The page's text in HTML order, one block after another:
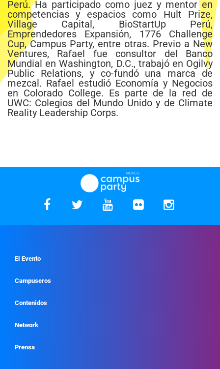
Perú. Ha participado como juez y mentor en
competencias y espacios como Hult Prize,
Village Capital, BioStartUp Perú,
Emprendedores Expansión, 1776 Challenge
Cup, Campus Party, entre otras. Previo a New
Ventures, Rafael fue consultor del Banco
Mundial en Washington, D.C., trabajó en Ogilvy
Public Relations, y co-fundó una marca de
mezcal. Rafael estudió Economía y Negocios
en Colorado College. Es parte de la red de
UWC: Colegios del Mundo Unido y de Climate
Reality Leadership Corps.
El Evento
Campuseros
Contenidos
Network
Prensa